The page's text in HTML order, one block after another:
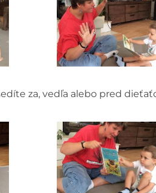
za, vedľa alebo pred